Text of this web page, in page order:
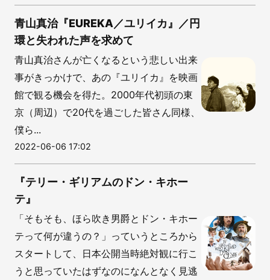
青山真治『EUREKA／ユリイカ』／円
環と失われた声を求めて
青山真治さんが亡くなるという悲しい出来
事がきっかけで、あの『ユリイカ』を映画
館で観る機会を得た。2000年代初頭の東
京（周辺）で20代を過ごした皆さん同様、
僕ら...
2022-06-06 17:02
『テリー・ギリアムのドン・キホー
テ』
「そもそも、ほら吹き男爵とドン・キホー
テって何が違うの？」っていうところから
スタートして、日本公開当時絶対観に行こ
うと思っていたはずなのになんとなく見逃